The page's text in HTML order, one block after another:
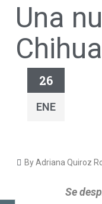
Una
26
ENE
By Adriana Quiroz
Se